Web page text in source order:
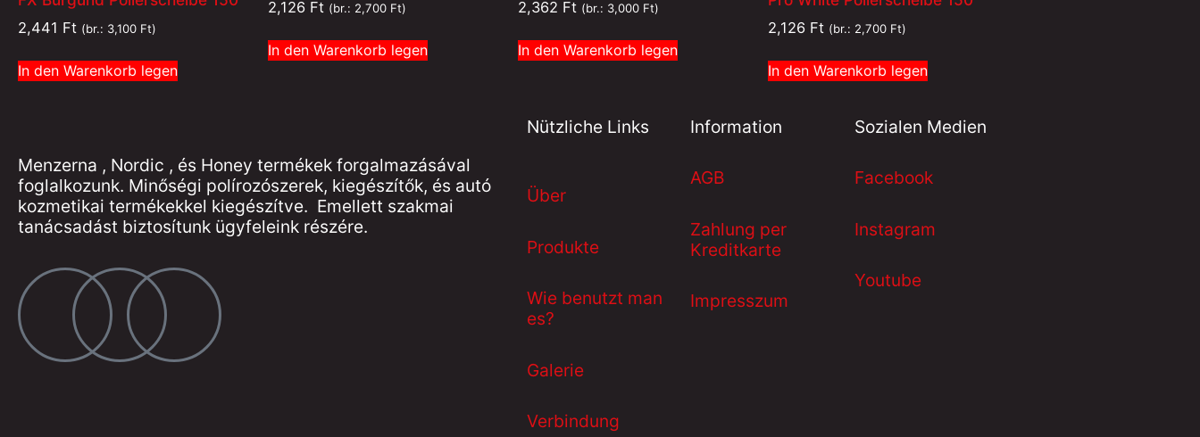
2,441 Ft (br.: 3,100 Ft)
In den Warenkorb legen
2,126 Ft (br.: 2,700 Ft)
In den Warenkorb legen
2,362 Ft (br.: 3,000 Ft)
In den Warenkorb legen
2,126 Ft (br.: 2,700 Ft)
In den Warenkorb legen
Menzerna , Nordic , és Honey termékek forgalmazásával
foglalkozunk. Minőségi polírozószerek, kiegészítők, és autó
kozmetikai termékekkel kiegészítve. Emellett szakmai
tanácsadást biztosítunk ügyfeleink részére.
Nützliche Links
Über
Produkte
Wie benutzt man
es?
Galerie
Verbindung
Information
AGB
Zahlung per
Kreditkarte
Impresszum
Sozialen Medien
Facebook
Instagram
Youtube